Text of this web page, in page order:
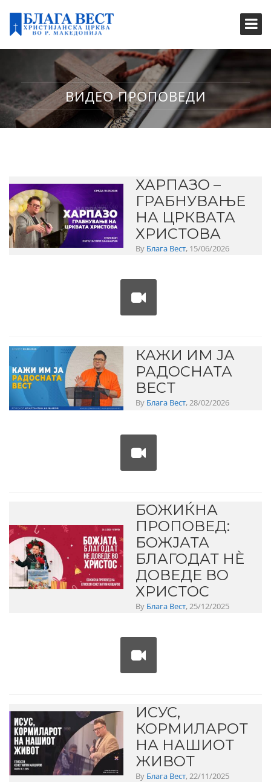
ВИДЕО ПРОПОВЕДИ
ХАРПАЗО –
ГРАБНУВАЊЕ
НА ЦРКВАТА
ХРИСТОВА
By Блага Вест, 15/06/2026
КАЖИ ИМ ЈА
РАДОСНАТА
ВЕСТ
By Блага Вест, 28/02/2026
БОЖИЌНА
ПРОПОВЕД:
БОЖЈАТА
БЛАГОДАТ НЀ
ДОВЕДЕ ВО
ХРИСТОС
By Блага Вест, 25/12/2025
ИСУС,
КОРМИЛАРОТ
НА НАШИОТ
ЖИВОТ
By Блага Вест, 22/11/2025